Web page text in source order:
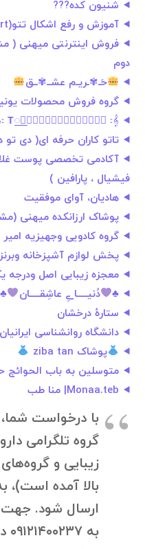
شنیون کده???
آموزش و رفع اشکال تتو(Srt)
فروش اینترنتی میهنی (
دوم
حَـ✾ـریـم عشــ✾ــق
گروه فروش محصولات
𝝩꯭𝝤꯭𝝦⧀⦷⧁𝝡꯭𝗨꯭𝗦𝗜꯭𝗖 ꧇𝄞
تاتو کاران حرفه ای( دی تو
آکادمی تخصصی پوست
فیشیال ، پارافین )
هادیان، آوای موفقیت
پوشاک ارزانکده میهنی
گروه کادویی وجهیزیه امیر
پخش لوازم آشپزخانه
معجزه زیبایی اصل ودرجه
♣️
دُنیـــــاےِ عاشِقـــــان
♣️
ستارهٔ درخشان
دانشگاه روانشناسی ایرانیان
پوشاک ziba tan
متوسلین به باب
Monaa.teb| منا طب
با درخواست
گروه تلگرامی
زیبایی و
بالا آمده
ارسال شود. جهت